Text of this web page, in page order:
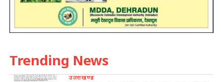
Trending News
उत्तराखण्ड